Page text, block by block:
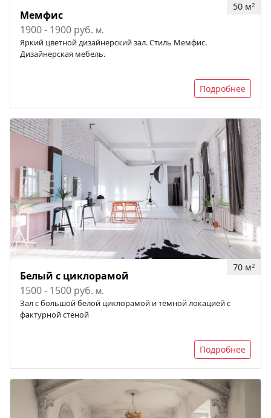
50 м2
Мемфис
1900 - 1900 руб. м.
Яркий цветной дизайнерский зал. Стиль Мемфис.
Дизайнерская мебель.
Подробнее
70 м2
Белый с циклорамой
1500 - 1500 руб. м.
Зал с большой белой циклорамой и тёмной локацией с
фактурной стеной
Подробнее